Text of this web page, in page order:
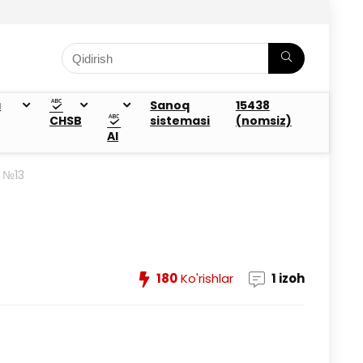
CHSB
AI
Sanoq
sistemasi
15438
(nomsiz)
180Ko'rishlar 1 izoh